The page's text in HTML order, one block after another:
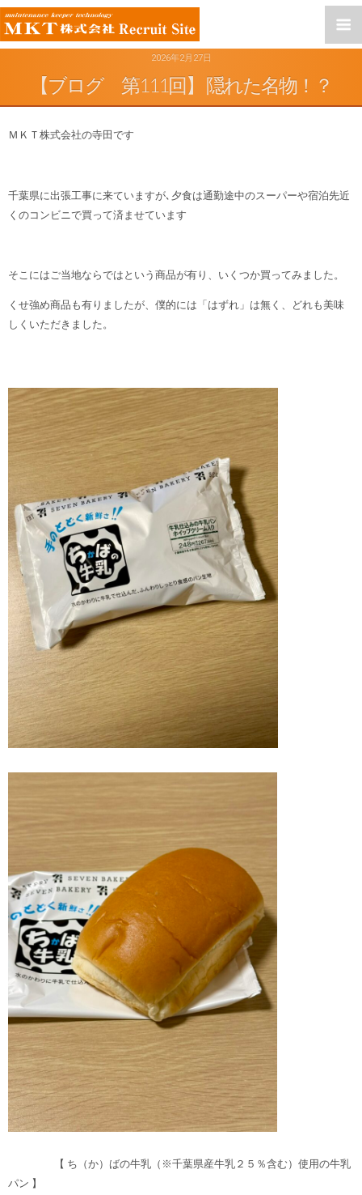
2026年2月27日
【ブログ 第111回】 隠れた名物！？
ＭＫＴ株式会社の寺田です
千葉県に出張工事に来ていますが､夕食は通勤途中のスーパーや宿泊先近
くのコンビニで買って済ませています
そこにはご当地ならではという商品が有り、いくつか買ってみました。
くせ強め商品も有りましたが、僕的には「はずれ」は無く、どれも美味
しくいただきました。
【 ち（か）ばの牛乳（※千葉県産牛乳２５％含む）使用の牛乳
パン 】